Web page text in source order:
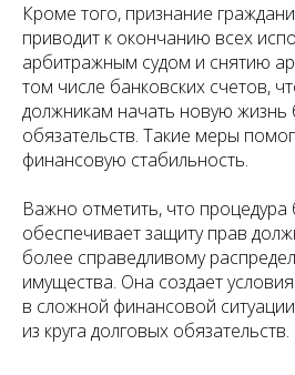
Кроме того, признание
приводит к окончанию всех
арбитражным судом и снятию
том числе банковских счетов,
должникам начать новую
обязательств. Такие меры
финансовую стабильность.
Важно отметить, что процедура
обеспечивает защиту прав
более справедливому
имущества. Она создает условия
в сложной финансовой
из круга долговых обязательств.